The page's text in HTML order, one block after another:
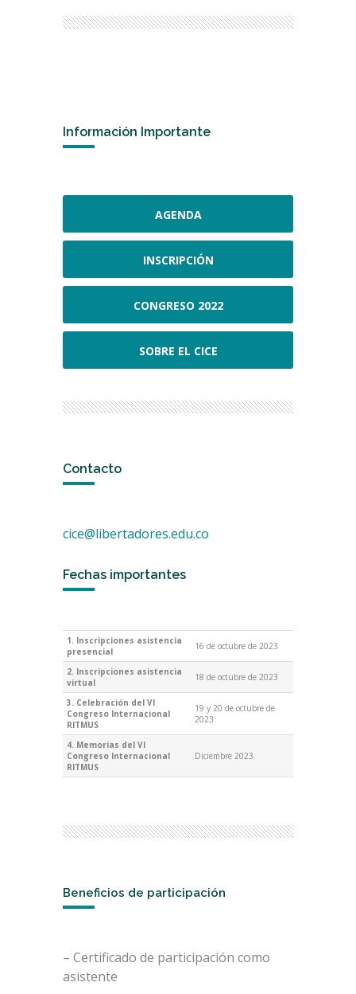
Información Importante
AGENDA
INSCRIPCIÓN
CONGRESO 2022
SOBRE EL CICE
Contacto
cice@libertadores.edu.co
Fechas importantes
1. Inscripciones asistencia
presencial
16 de octubre de 2023
2. Inscripciones asistencia
virtual
18 de octubre de 2023
3. Celebración del VI
Congreso Internacional
RITMUS
19 y 20 de octubre de
2023
4. Memorias del VI
Congreso Internacional
RITMUS
Diciembre 2023
Beneficios de participación
– Certificado de participación como
asistente